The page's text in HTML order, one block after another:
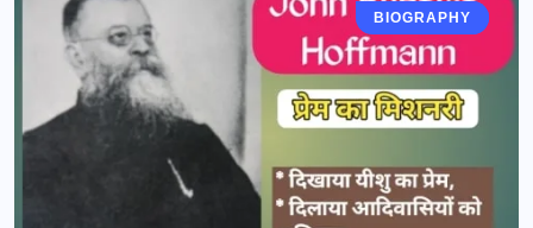
BLOG
BIOGRAPHY